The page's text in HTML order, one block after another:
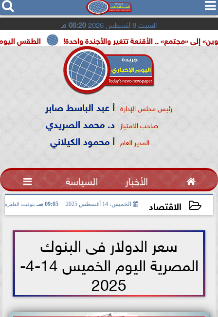
  
السبت 8 أغسطس 2026 08:20 مـ
الطقس اليوم.. شديد .. الأقنعة تتغير والأجندة واحدة!
رئيس مجلس الإدارة أ عبد الباسط صابر
صاحب الامتياز د. محمد الصريدي
المدير العام أ محمود الكيلاني
 الأخبار السياسة 
الاقتصاد الخميس، 14 أغسطس 2025 09:05 صـ بتوقيت القاهرة
سعر الدولار فى البنوك
المصرية اليوم الخميس 14-4-
2025